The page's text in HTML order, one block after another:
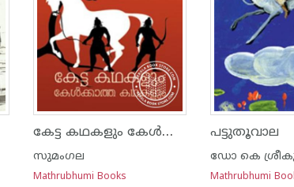
കേട്ട കഥകളും കേള്‍ക്കാത്ത കഥകളും
സുമംഗല
Mathrubhumi Books
പട്ടുതൂവാല
ഡോ കെ
Mathrubhumi